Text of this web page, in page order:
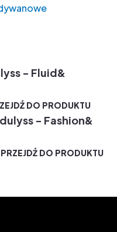
- Fluid&
DO PRODUKTU
- Fashion&
PRZEJDŹ DO PRODUKTU